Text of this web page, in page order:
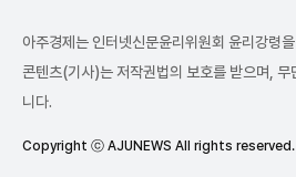
아주경제는 인터넷신문윤리위원회 윤리강령
콘텐츠(기사)는 저작권법의 보호를 받으며,
니다.
Copyright ⓒ AJUNEWS All rights reserved.